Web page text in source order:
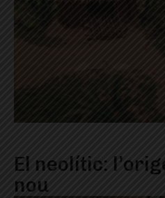
El neolític:
nou